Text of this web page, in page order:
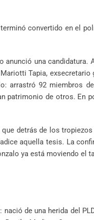
convertido en el
una candidatura.
Tapia, exsecretario
arrastró 92 miembros
patrimonio de otros. En
que detrás de los
aquella tesis. La
ya está moviendo el
de una herida del